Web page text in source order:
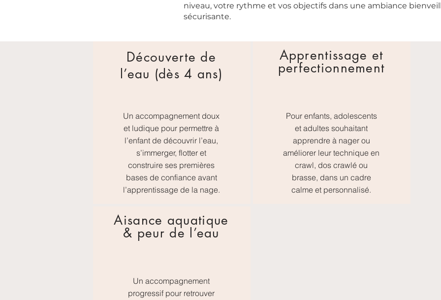
niveau, votre rythme et vos objectifs dans une ambiance
sécurisante.
Découverte de
l’eau (dès 4 ans)
Un accompagnement doux
et ludique pour permettre à
l’enfant de découvrir l’eau,
s’immerger, flotter et
construire ses premières
bases de confiance avant
l’apprentissage de la nage.
Apprentissage et
perfectionnement
Pour enfants, adolescents
et adultes souhaitant
apprendre à nager ou
améliorer leur technique en
crawl, dos crawlé ou
brasse, dans un cadre
calme et personnalisé.
Aisance aquatique
& peur de l’eau
Un accompagnement
progressif pour retrouver